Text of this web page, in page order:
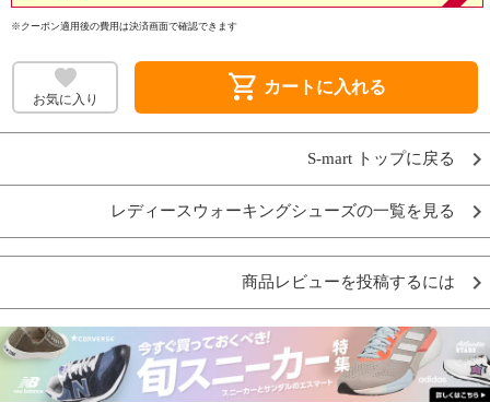
※クーポン適用後の費用は決済画面で確認できます
お気に入り shopping_cart カートに入れる
S-mart トップに戻る
レディースウォーキングシューズの一覧を見る
商品レビューを投稿するには